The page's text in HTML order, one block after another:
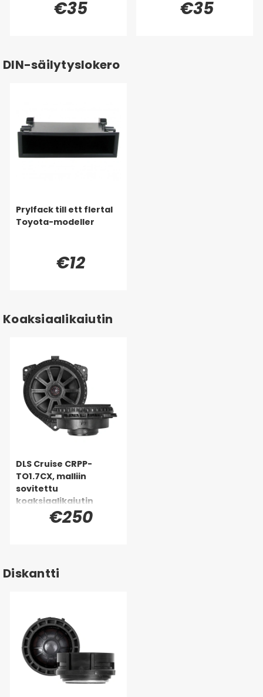
€35 €35
DIN-säilytyslokero
Prylfack till ett flertal
Toyota-modeller
€12
Koaksiaalikaiutin
DLS Cruise CRPP-
TO1.7CX, malliin
sovitettu
koaksiaalikaiutin
Toyota, Lexus &
monille muille
€250
Diskantti